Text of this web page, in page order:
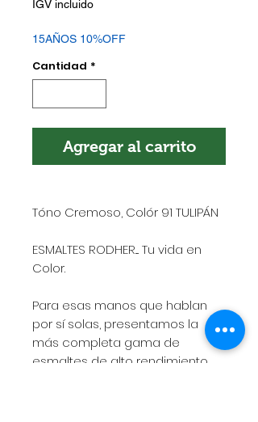
IGV incluido
15AÑOS 10%OFF
Cantidad *
Agregar al carrito
Tóno Cremoso, Colór 91 TULIPÁN
ESMALTES RODHER.... Tu vida en
Color.
Para esas manos que hablan
por sí solas, presentamos la
más completa gama de
esmaltes de alto rendimiento,